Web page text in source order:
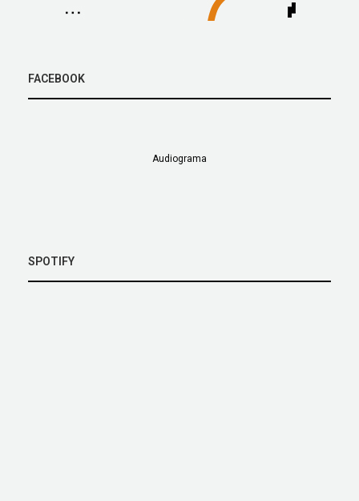
FACEBOOK
Audiograma
SPOTIFY